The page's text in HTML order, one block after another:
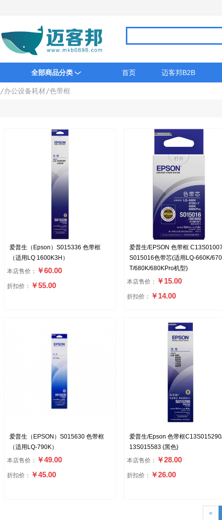
全部商品分类 首页 迈客邦B2B
/办公设备耗材/色带框
爱普生（Epson）S015336 色带框
（适用LQ 1600K3H）
本店售价： ￥60.00
折扣价： ￥55.00
爱普生/EPSON 色带框
S015016色带芯(适用LQ-660K/
T/680K/680KPro机型)
本店售价： ￥15.00
折扣价： ￥14.00
爱普生（EPSON）S015630 色带框
（适用LQ-790K）
本店售价： ￥49.00
折扣价： ￥45.00
爱普生/Epson 色带框
13S015583 (黑色)
本店售价： ￥28.00
折扣价： ￥26.00
«